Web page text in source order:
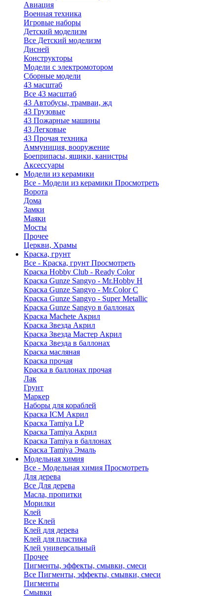
Авиация
Военная техника
Игровые наборы
Детский моделизм
Все Детский моделизм
Дисней
Конструкторы
Модели с электромотором
Сборные модели
43 масштаб
Все 43 масштаб
43 Автобусы, трамваи, жд
43 Грузовые
43 Пожарные машины
43 Легковые
43 Прочая техника
Аммуниция, вооружение
Боеприпасы, ящики, канистры
Аксессуары
Модели из керамики
Все - Модели из керамики Просмотреть
Ворота
Дома
Замки
Маяки
Мосты
Прочее
Церкви, Храмы
Краска, грунт
Все - Краска, грунт Просмотреть
Краска Hobby Club - Ready Color
Краска Gunze Sangyo - Mr.Hobby H
Краска Gunze Sangyo - Mr.Color C
Краска Gunze Sangyo - Super Metallic
Краска Gunze Sangyo в баллонах
Краска Machete Акрил
Краска Звезда Акрил
Краска Звезда Мастер Акрил
Краска Звезда в баллонах
Краска масляная
Краска прочая
Краска в баллонах прочая
Лак
Грунт
Маркер
Наборы для кораблей
Краска ICM Акрил
Краска Tamiya LP
Краска Tamiya Акрил
Краска Tamiya в баллонах
Краска Tamiya Эмаль
Модельная химия
Все - Модельная химия Просмотреть
Для дерева
Все Для дерева
Масла, пропитки
Морилки
Клей
Все Клей
Клей для дерева
Клей для пластика
Клей универсальный
Прочее
Пигменты, эффекты, смывки, смеси
Все Пигменты, эффекты, смывки, смеси
Пигменты
Смывки